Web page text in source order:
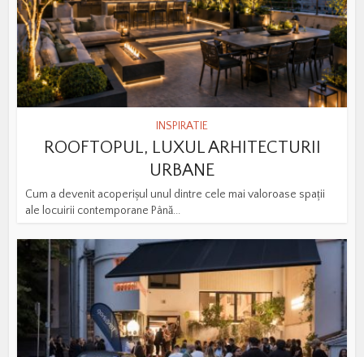
INSPIRATIE
ROOFTOPUL, LUXUL ARHITECTURII
URBANE
Cum a devenit acoperișul unul dintre cele mai valoroase spații
ale locuirii contemporane Până...